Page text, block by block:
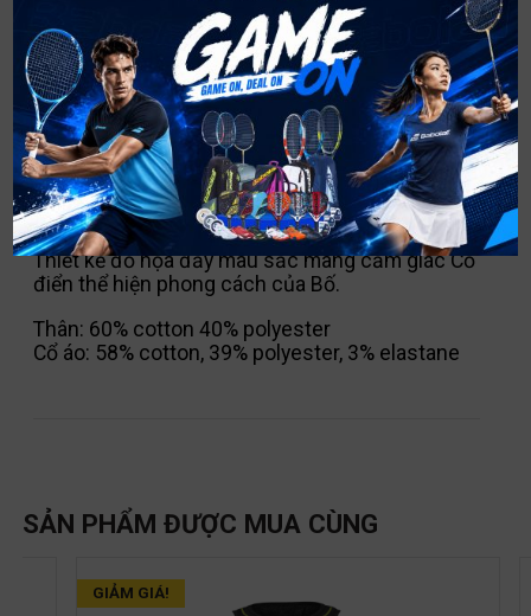
MÔ TẢ
Áo phông được làm từ cotton và polyester pha
trộn để mang lại sự mềm mại và thoải mái.
Người bạn đồng hành của con bạn trong các
buổi tập luyện.
Với cổ áo tròn và tay áo ngắn, nó rất thoải mái
khi mặc và dễ bảo quản.
Thiết kế đồ họa đầy màu sắc mang cảm giác Cổ
điển thể hiện phong cách của Bố.
Thân: 60% cotton 40% polyester
Cổ áo: 58% cotton, 39% polyester, 3% elastane
SẢN PHẨM ĐƯỢC MUA CÙNG
GIẢM GIÁ!